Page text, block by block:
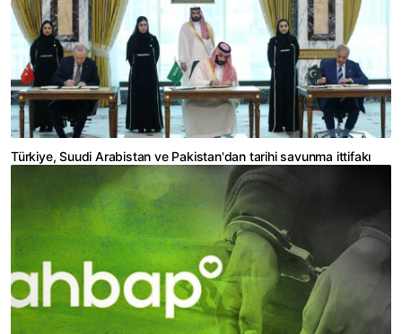
Türkiye, Suudi Arabistan ve Pakistan'dan tarihi savunma ittifakı